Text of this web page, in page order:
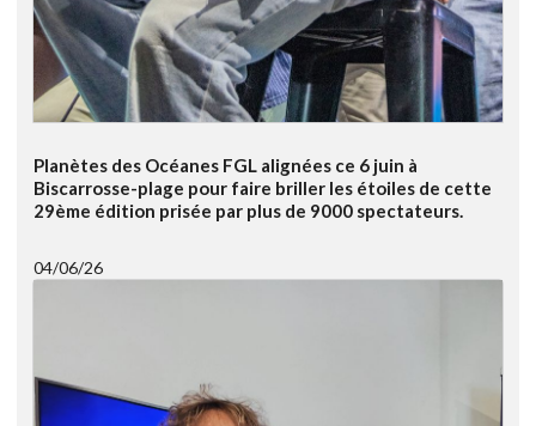
Planètes des Océanes FGL alignées ce 6 juin à
Biscarrosse-plage pour faire briller les étoiles de cette
29ème édition prisée par plus de 9000 spectateurs.
04/06/26